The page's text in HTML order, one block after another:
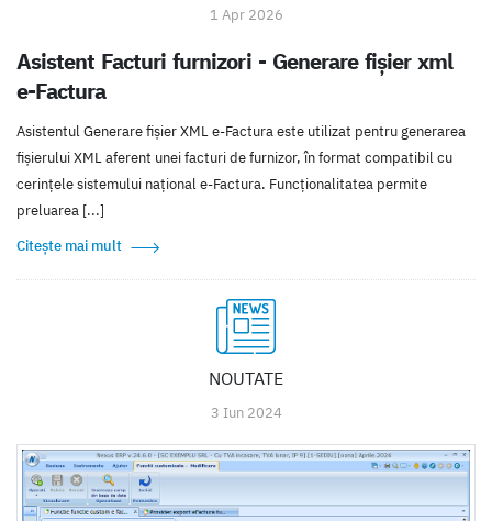
1 Apr 2026
Asistent Facturi furnizori - Generare fișier xml
e-Factura
Asistentul Generare fișier XML e-Factura este utilizat pentru generarea
fișierului XML aferent unei facturi de furnizor, în format compatibil cu
cerințele sistemului național e-Factura. Funcționalitatea permite
preluarea [...]
Citește mai mult
NOUTATE
3 Iun 2024